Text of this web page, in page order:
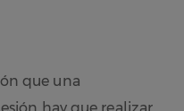
que una